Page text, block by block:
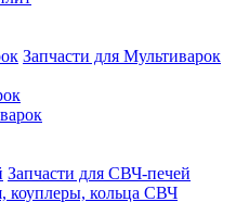
Запчасти для Мультиварок
Запчасти для СВЧ-печей
коуплеры, кольца СВЧ